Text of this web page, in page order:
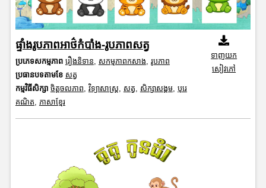
ផ្ទាំងរូបភាពអាថ៌កំបាំង-រូបភាពសត្វ
ប្រភេទសកម្មភាព រឿងនិទាន, សកម្មភាពកសាង, រូបភាព
ប្រធានបទតាមខែ សត្វ
កម្មវិធីសិក្សា ចិត្តចលភាព, វិទ្យាសាស្រ្ត, សត្វ, សិក្សាសង្គម, បុរេ
គណិត, ភាសាខ្មែរ
ទាញយក
សៀវភៅ